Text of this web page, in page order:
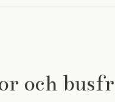
och